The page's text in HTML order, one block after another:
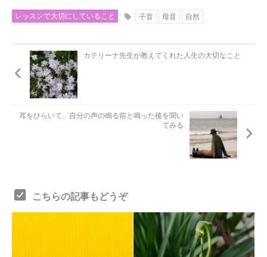
レッスンで大切にしていること 子音 母音 自然
カテリーナ先生が教えてくれた人生の大切なこと
耳をひらいて、自分の声の鳴る前と鳴った後を聞い
てみる
こちらの記事もどうぞ